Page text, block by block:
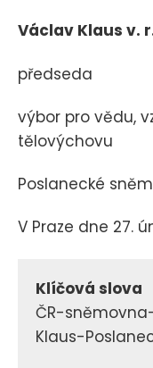
Václav Klaus v.
předseda
výbor pro vědu,
tělovýchovu
Poslanecké
V Praze dne 27.
Klíčová slova
ČR-
Klaus-